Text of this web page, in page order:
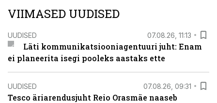
VIIMASED UUDISED
UUDISED 07.08.26, 11:13
Läti kommunikatsiooniagentuuri juht: Enam
ei planeerita isegi pooleks aastaks ette
UUDISED 07.08.26, 09:31
Tesco äriarendusjuht Reio Orasmäe naaseb